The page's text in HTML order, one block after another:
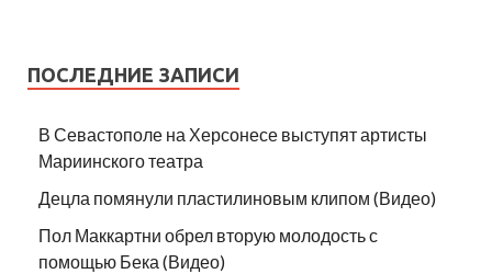
ПОСЛЕДНИЕ ЗАПИСИ
В Севастополе на Херсонесе выступят артисты
Мариинского театра
Децла помянули пластилиновым клипом (Видео)
Пол Маккартни обрел вторую молодость с
помощью Бека (Видео)